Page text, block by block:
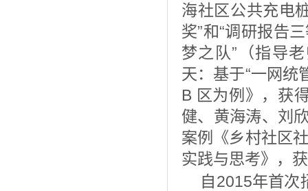
海社区公共充电
奖”和“调研报告
梦之队”（指导
天：基于“一网
B 区为例》，获
健、黄海涛、刘
案例《乡村社区
实践与思考》，
自2015年首次